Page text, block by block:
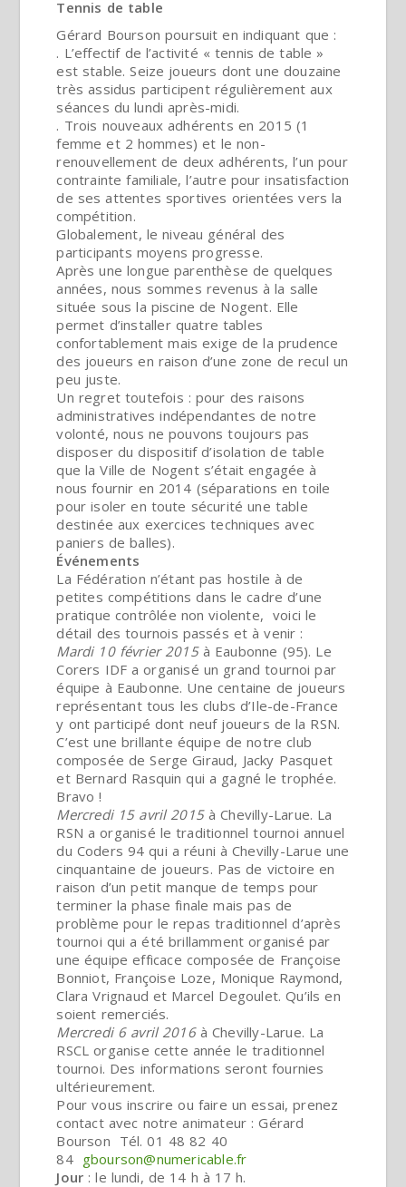
Tennis de table
Gérard Bourson poursuit en indiquant que :
. L’effectif de l’activité « tennis de table »
est stable. Seize joueurs dont une douzaine
très assidus participent régulièrement aux
séances du lundi après-midi.
. Trois nouveaux adhérents en 2015 (1
femme et 2 hommes) et le non-
renouvellement de deux adhérents, l’un pour
contrainte familiale, l’autre pour insatisfaction
de ses attentes sportives orientées vers la
compétition.
Globalement, le niveau général des
participants moyens progresse.
Après une longue parenthèse de quelques
années, nous sommes revenus à la salle
située sous la piscine de Nogent. Elle
permet d’installer quatre tables
confortablement mais exige de la prudence
des joueurs en raison d’une zone de recul un
peu juste.
Un regret toutefois : pour des raisons
administratives indépendantes de notre
volonté, nous ne pouvons toujours pas
disposer du dispositif d’isolation de table
que la Ville de Nogent s’était engagée à
nous fournir en 2014 (séparations en toile
pour isoler en toute sécurité une table
destinée aux exercices techniques avec
paniers de balles).
Événements
La Fédération n’étant pas hostile à de
petites compétitions dans le cadre d’une
pratique contrôlée non violente, voici le
détail des tournois passés et à venir :
Mardi 10 février 2015à Eaubonne (95). Le
Corers IDF a organisé un grand tournoi par
équipe à Eaubonne. Une centaine de joueurs
représentant tous les clubs d’Ile-de-France
y ont participé dont neuf joueurs de la RSN.
C’est une brillante équipe de notre club
composée de Serge Giraud, Jacky Pasquet
et Bernard Rasquin qui a gagné le trophée.
Bravo !
Mercredi 15 avril 2015à Chevilly-Larue. La
RSN a organisé le traditionnel tournoi annuel
du Coders 94 qui a réuni à Chevilly-Larue une
cinquantaine de joueurs. Pas de victoire en
raison d’un petit manque de temps pour
terminer la phase finale mais pas de
problème pour le repas traditionnel d’après
tournoi qui a été brillamment organisé par
une équipe efficace composée de Françoise
Bonniot, Françoise Loze, Monique Raymond,
Clara Vrignaud et Marcel Degoulet. Qu’ils en
soient remerciés.
Mercredi 6 avril 2016à Chevilly-Larue. La
RSCL organise cette année le traditionnel
tournoi. Des informations seront fournies
ultérieurement.
Pour vous inscrire ou faire un essai, prenez
contact avec notre animateur : Gérard
Bourson Tél. 01 48 82 40
84 gbourson@numericable.fr
Jour : le lundi, de 14 h à 17 h.